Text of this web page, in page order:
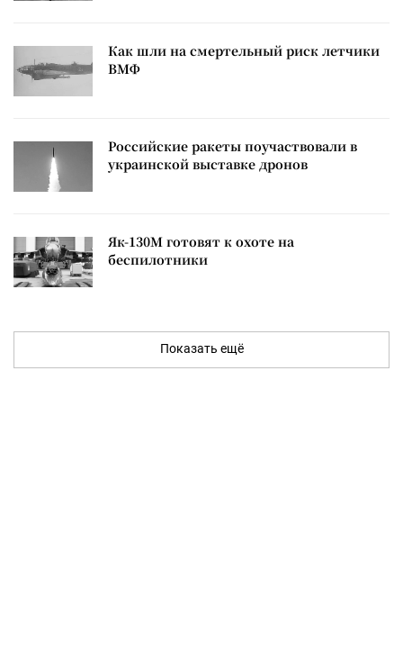
Как шли на смертельный риск летчики
ВМФ
Российские ракеты поучаствовали в
украинской выставке дронов
Як-130М готовят к охоте на
беспилотники
Показать ещё